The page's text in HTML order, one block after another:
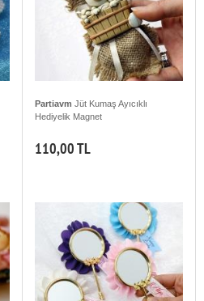
Partiavm Jüt Kumaş Ayıcıklı
Hediyelik Magnet
110,00 TL